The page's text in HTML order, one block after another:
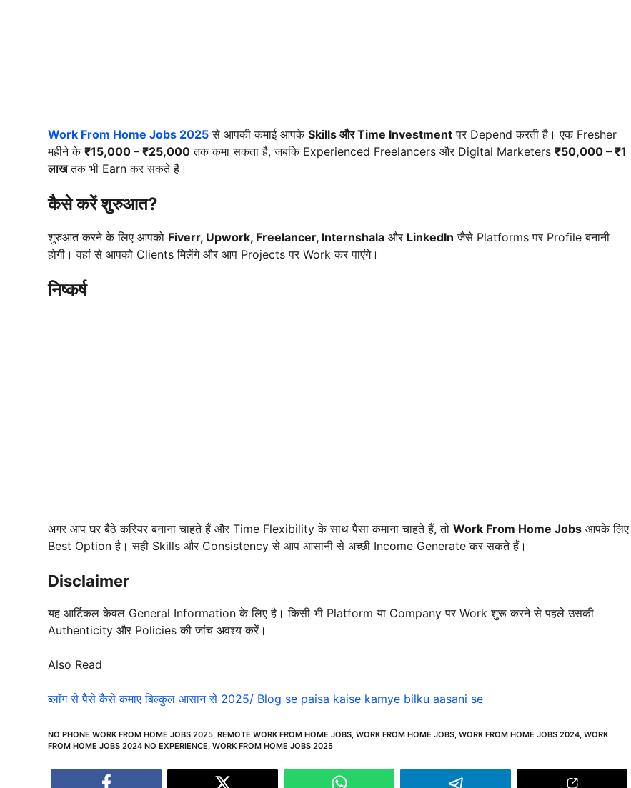
Work From Home Jobs 2025 से आपकी कमाई आपके Skills और Time Investment पर Depend करती है। एक Fresher
महीने के ₹15,000 – ₹25,000 तक कमा सकता है, जबकि Experienced Freelancers और Digital Marketers ₹50,000 – ₹1
लाखतक भी Earn कर सकते हैं।
कैसे करें शुरुआत?
शुरुआत करने के लिए आपको Fiverr, Upwork, Freelancer, Internshala और LinkedIn जैसे Platforms पर Profile बनानी
होगी। वहां से आपको Clients मिलेंगे और आप Projects पर Work कर पाएंगे।
निष्कर्ष
अगर आप घर बैठे करियर बनाना चाहते हैं और Time Flexibility के साथ पैसा कमाना चाहते हैं, तो Work From Home Jobs आपके लिए
Best Option है। सही Skills और Consistency से आप आसानी से अच्छी Income Generate कर सकते हैं।
Disclaimer
यह आर्टिकल केवल General Information के लिए है। किसी भी Platform या Company पर Work शुरू करने से पहले उसकी
Authenticity और Policies की जांच अवश्य करें।
Also Read
ब्लॉग से पैसे कैसे कमाए बिल्कुल आसान से 2025/ Blog se paisa kaise kamye bilku aasani se
NO PHONE WORK FROM HOME JOBS 2025, REMOTE WORK FROM HOME JOBS, WORK FROM HOME JOBS, WORK FROM HOME JOBS 2024, WORK
FROM HOME JOBS 2024 NO EXPERIENCE, WORK FROM HOME JOBS 2025